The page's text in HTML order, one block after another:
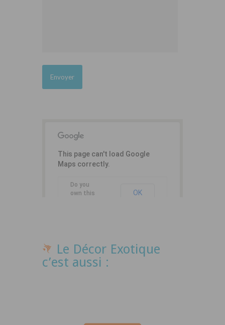
This page can't load Google
Maps correctly.
Do you
own this
OK
Le Décor Exotique
c’est aussi :